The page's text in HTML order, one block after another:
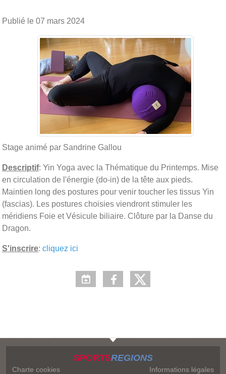
Publié le 07 mars 2024
Stage animé par Sandrine Gallou
Descriptif: Yin Yoga avec la Thématique du Printemps. Mise
en circulation de l'énergie (do-in) de la tête aux pieds.
Maintien long des postures pour venir toucher les tissus Yin
(fascias). Les postures choisies viendront stimuler les
méridiens Foie et Vésicule biliaire. Clôture par la Danse du
Dragon.
S'inscrire: cliquez ici
SPORTSREGIONS
Charte cookies Informations légales